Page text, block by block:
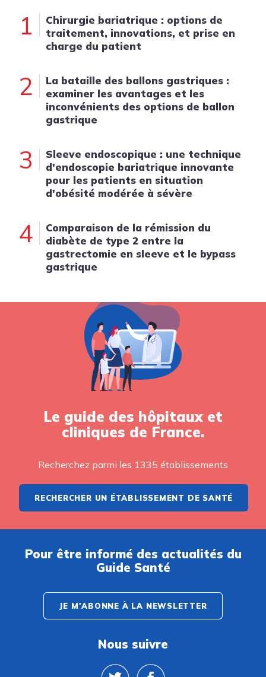
1
Chirurgie bariatrique : options de
traitement, innovations, et prise en
charge du patient
2
La bataille des ballons gastriques :
examiner les avantages et les
inconvénients des options de ballon
gastrique
3
Sleeve endoscopique : une technique
d'endoscopie bariatrique innovante
pour les patients en situation
d'obésité modérée à sévère
4
Comparaison de la rémission du
diabète de type 2 entre la
gastrectomie en sleeve et le bypass
gastrique
Le guide des hôpitaux et
cliniques de France.
Recherchez parmi les 1335 établissements
RECHERCHER UN ÉTABLISSEMENT DE SANTÉ
Pour être informé des actualités du
Guide Santé
JE M'ABONNE À LA NEWSLETTER
Nous suivre